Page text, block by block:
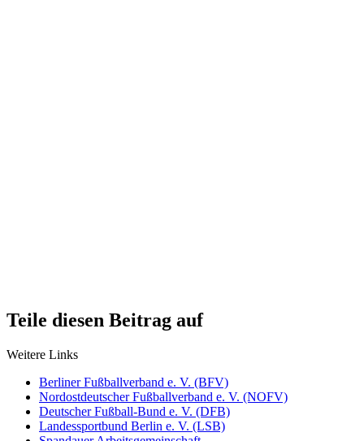
Teile diesen Beitrag auf
Weitere Links
Berliner Fußballverband e. V. (BFV)
Nordostdeutscher Fußballverband e. V. (NOFV)
Deutscher Fußball-Bund e. V. (DFB)
Landessportbund Berlin e. V. (LSB)